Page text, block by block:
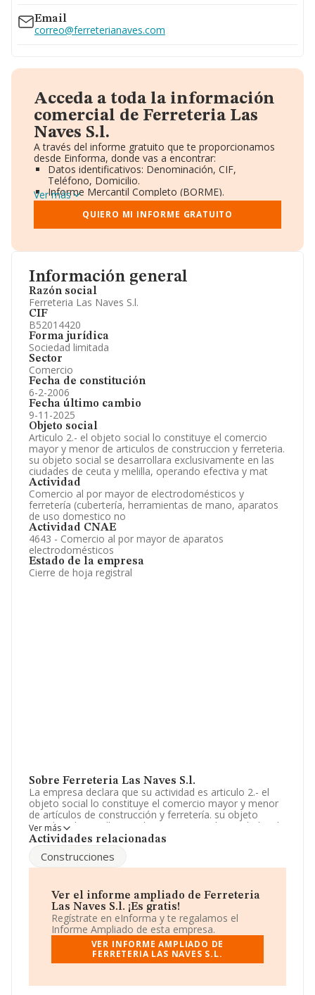
Información general
Razón social
Ferreteria Las Naves S.l.
CIF
B52014420
Forma jurídica
Sociedad limitada
Sector
Comercio
Fecha de constitución
6-2-2006
Fecha último cambio
9-11-2025
Objeto social
Articulo 2.- el objeto social lo constituye el comercio
mayor y menor de articulos de construccion y ferreteria.
su objeto social se desarrollara exclusivamente en las
ciudades de ceuta y melilla, operando efectiva y mat
Actividad
Comercio al por mayor de electrodomésticos y
ferretería (cubertería, herramientas de mano, aparatos
de uso domestico no
Actividad CNAE
4643 - Comercio al por mayor de aparatos
electrodomésticos
Estado de la empresa
Cierre de hoja registral
Sobre Ferreteria Las Naves S.l.
La empresa declara que su actividad es articulo 2.- el
objeto social lo constituye el comercio mayor y menor
de artículos de construcción y ferretería. su objeto
social se desarrollara exclusivamente en las ciudades de
ceuta y melilla, operando efectiva y mat. La empresa
Limitada. Su CNAE corresponde a 4643 con código
'Comercio al por mayor de aparatos electrodomésticos'.
Para más información es posible contactar a través del
teléfono 952675411 y su correo es
correo@ferreterianaves.com.
Ferreteria Las Naves S.L, con número de
identificación fiscal B52014420, está situada en Calle
Melilla.
Ver más
Actividades relacionadas
Construcciones
Ver el informe ampliado de Ferreteria
Las Naves S.l. ¡Es gratis!
Regístrate en eInforma y te regalamos el
Informe Ampliado de esta empresa.
VER INFORME AMPLIADO DE
FERRETERIA LAS NAVES S.L.
Email
correo@ferreterianaves.com
Acceda a toda la información
comercial de Ferreteria Las
Naves S.l.
A través del informe gratuito que te proporcionamos
desde Einforma, donde vas a encontrar:
Datos identificativos: Denominación, CIF,
Teléfono, Domicilio.
Informe Mercantil Completo (BORME).
Gráficos de Evolución Ventas y Empleados.
Consejo de Administración y Administradores.
Directivos y Ejecutivos.
Información oficial y registral complementaria.
Ver más
QUIERO MI INFORME GRATUITO